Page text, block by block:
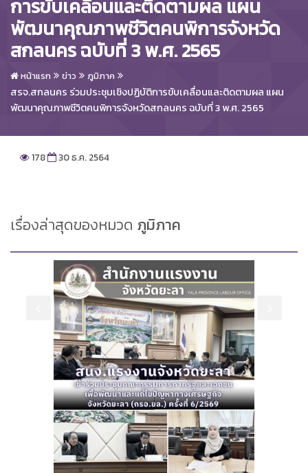
การขับเคลื่อนและติดตามผล แผน
พัฒนาคุณภาพชีวิตคนพิการจังหวัด
สกลนคร ฉบับที่ 3 พ.ศ. 2565
หน้าแรก ข่าว ภูมิภาค
สรจ.สกลนคร ร่วมประชุมเชิงปฏิบัติการขับเคลื่อนและติดตามผล แผน
พัฒนาคุณภาพชีวิตคนพิการจังหวัดสกลนคร ฉบับที่ 3 พ.ศ. 2565
178 30 ธ.ค. 2564
เรื่องล่าสุดของหมวด ภูมิภาค